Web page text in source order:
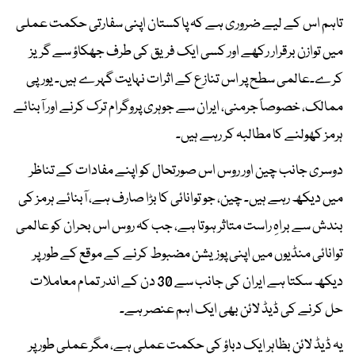
تاہم اس کے لیے ضروری ہے کہ پاکستان اپنی سفارتی حکمت عملی
میں توازن برقرار رکھے اور کسی ایک فریق کی طرف جھکاؤ سے گریز
کرے۔عالمی سطح پر اس تنازع کے اثرات نہایت گہرے ہیں۔ یورپی
ممالک، خصوصاً جرمنی، ایران سے جوہری پروگرام ترک کرنے اور آبنائے
ہرمز کھولنے کا مطالبہ کر رہے ہیں۔
دوسری جانب چین اور روس اس صورتحال کو اپنے مفادات کے تناظر
میں دیکھ رہے ہیں۔ چین، جو توانائی کا بڑا صارف ہے، آبنائے ہرمز کی
بندش سے براہِ راست متاثر ہوتا ہے، جب کہ روس اس بحران کو عالمی
توانائی منڈیوں میں اپنی پوزیشن مضبوط کرنے کے موقع کے طور پر
دیکھ سکتا ہے ایران کی جانب سے 30 دن کے اندر تمام معاملات
حل کرنے کی ڈیڈ لائن بھی ایک اہم عنصر ہے۔
یہ ڈیڈ لائن بظاہر ایک دباؤ کی حکمت عملی ہے، مگر عملی طور پر